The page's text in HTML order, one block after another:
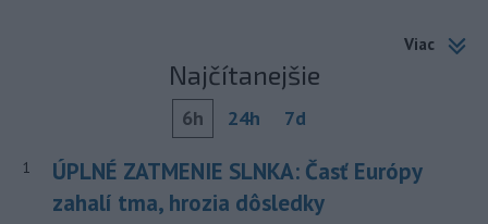
Viac
Najčítanejšie
6h 24h 7d
1
ÚPLNÉ ZATMENIE SLNKA: Časť Európy
zahalí tma, hrozia dôsledky